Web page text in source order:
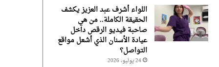
اللواء أشرف عبد العزيز يكشف
الحقيقة الكاملة.. من هي
صاحبة فيديو الرقص داخل
عيادة الأسنان الذي أشعل مواقع
التواصل؟
24 يوليو، 2026